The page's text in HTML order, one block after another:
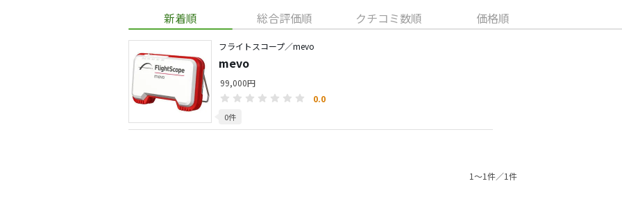
新着順 総合評価順 クチコミ数順 価格順
フライトスコープ／mevo
mevo
99,000円
0.0
0件
1〜1件／1件